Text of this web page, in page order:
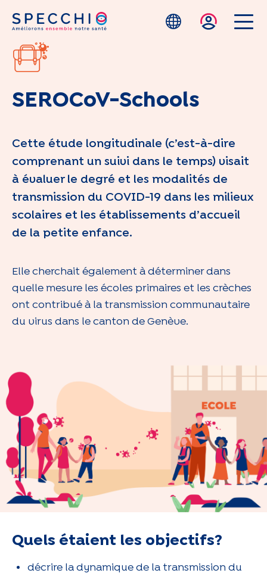
Skip to main content
SEROCoV-Schools
Cette étude longitudinale (c’est-à-dire
comprenant un suivi dans le temps) visait
à évaluer le degré et les modalités de
transmission du COVID-19 dans les milieux
scolaires et les établissements d’accueil
de la petite enfance.
Elle cherchait également à déterminer dans
quelle mesure les écoles primaires et les crèches
ont contribué à la transmission communautaire
du virus dans le canton de Genève.
Quels étaient les objectifs?
décrire la dynamique de la transmission du